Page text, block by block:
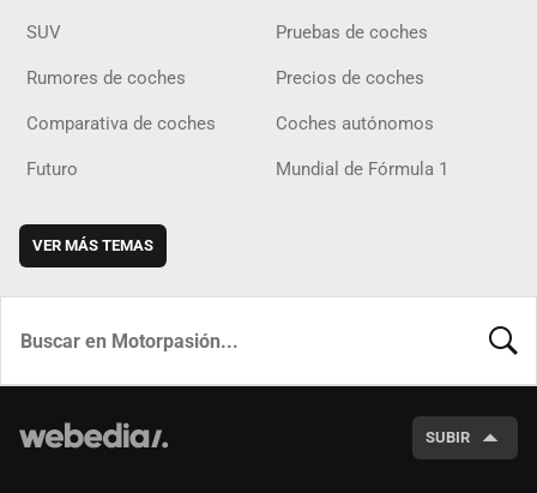
SUV Pruebas de coches
Rumores de coches Precios de coches
Comparativa de coches Coches autónomos
Futuro Mundial de Fórmula 1
VER MÁS TEMAS
SUBIR